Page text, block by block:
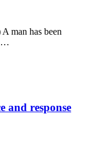
man has been
and response